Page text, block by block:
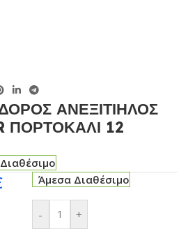
ΑΝΕΞΙΤΙΗΛΟΣ
ΠΟΡΤΟΚΑΛΙ 12
Άμεσα Διαθέσιμο
- +